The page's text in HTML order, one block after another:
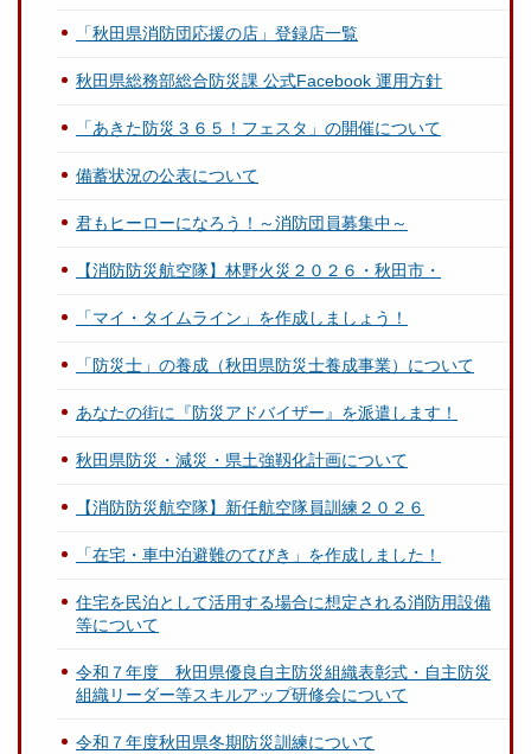
「秋田県消防団応援の店」登録店一覧
秋田県総務部総合防災課 公式Facebook 運用方針
「あきた防災３６５！フェスタ」の開催について
備蓄状況の公表について
君もヒーローになろう！～消防団員募集中～
【消防防災航空隊】林野火災２０２６・秋田市・
「マイ・タイムライン」を作成しましょう！
「防災士」の養成（秋田県防災士養成事業）について
あなたの街に『防災アドバイザー』を派遣します！
秋田県防災・減災・県土強靱化計画について
【消防防災航空隊】新任航空隊員訓練２０２６
「在宅・車中泊避難のてびき」を作成しました！
住宅を民泊として活用する場合に想定される消防用設備
等について
令和７年度 秋田県優良自主防災組織表彰式・自主防災
組織リーダー等スキルアップ研修会について
令和７年度秋田県冬期防災訓練について